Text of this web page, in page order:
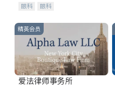
眼科 眼科
精英会员
爱法律师事务所